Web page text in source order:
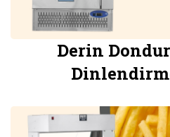
Derin